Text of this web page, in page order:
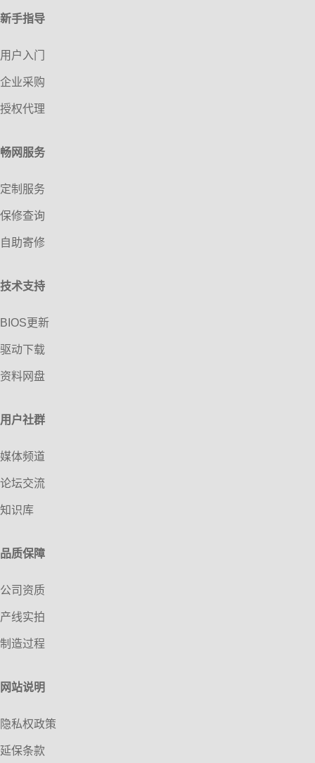
新手指导
用户入门
企业采购
授权代理
畅网服务
定制服务
保修查询
自助寄修
技术支持
BIOS更新
驱动下载
资料网盘
用户社群
媒体频道
论坛交流
知识库
品质保障
公司资质
产线实拍
制造过程
网站说明
隐私权政策
延保条款